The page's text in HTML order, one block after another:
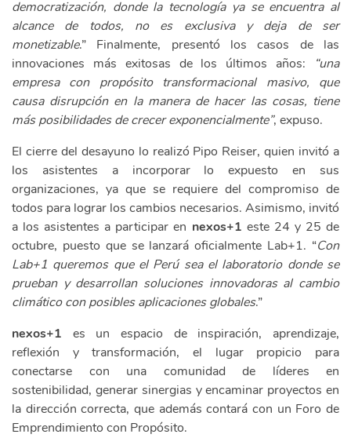
democratización, donde la tecnología ya se encuentra al
alcance de todos, no es exclusiva y deja de ser
monetizable.” Finalmente, presentó los casos de las
innovaciones más exitosas de los últimos años:
“una
empresa con propósito transformacional masivo, que
causa disrupción en la manera de hacer las cosas, tiene
más posibilidades de crecer exponencialmente”, expuso.
El cierre del desayuno lo realizó Pipo Reiser, quien invitó a
los asistentes a incorporar lo expuesto en sus
organizaciones, ya que se requiere del compromiso de
todos para lograr los cambios necesarios. Asimismo, invitó
a los asistentes a participar en nexos+1 este 24 y 25 de
octubre, puesto que se lanzará oficialmente Lab+1. “Con
Lab+1 queremos que el Perú sea el laboratorio donde se
prueban y desarrollan soluciones innovadoras al cambio
climático con posibles aplicaciones globales.”
nexos+1 es un espacio de inspiración, aprendizaje,
reflexión y transformación, el lugar propicio para
conectarse con una comunidad de líderes en
sostenibilidad, generar sinergias y encaminar proyectos en
la dirección correcta, que además contará con un Foro de
Emprendimiento con Propósito.